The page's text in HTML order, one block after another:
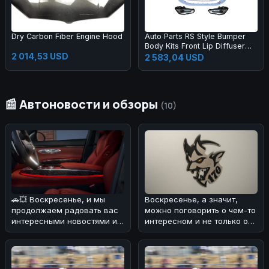
Dry Carbon Fiber Engine Hood
2 014,53 USD
Auto Parts RS Style Bumper
Body Kits Front Lip Diffuser
Side Skirts Headlights
Taillights Bumper Body Kit for
2 583,04 USD
📰 Автоновости и обзоры (10)
🚗💥 Воскресенье, и мы
продолжаем радовать вас
интересными новостями из
мира авто! ⚡️ Сегодня хотим
Воскресенье, а значит,
можно поговорить о чем-то
интересном и не только о
будничных проблемах с
маши